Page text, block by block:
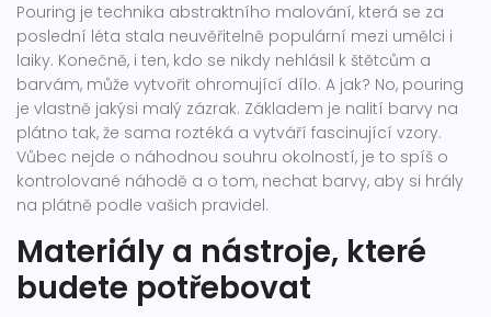
Pouring je technika abstraktního malování, která se za
poslední léta stala neuvěřitelně populární mezi umělci i
laiky. Konečně, i ten, kdo se nikdy nehlásil k štětcům a
barvám, může vytvořit ohromující dílo. A jak? No, pouring
je vlastně jakýsi malý zázrak. Základem je nalití barvy na
plátno tak, že sama roztéká a vytváří fascinující vzory.
Vůbec nejde o náhodnou souhru okolností, je to spíš o
kontrolované náhodě a o tom, nechat barvy, aby si hrály
na plátně podle vašich pravidel.
Materiály a nástroje, které
budete potřebovat